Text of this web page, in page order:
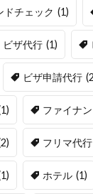
ドチェック (1)
ビザ代行 (1)
ビザ申請代行
ファイナ
フリマ代行
ホテル (1)